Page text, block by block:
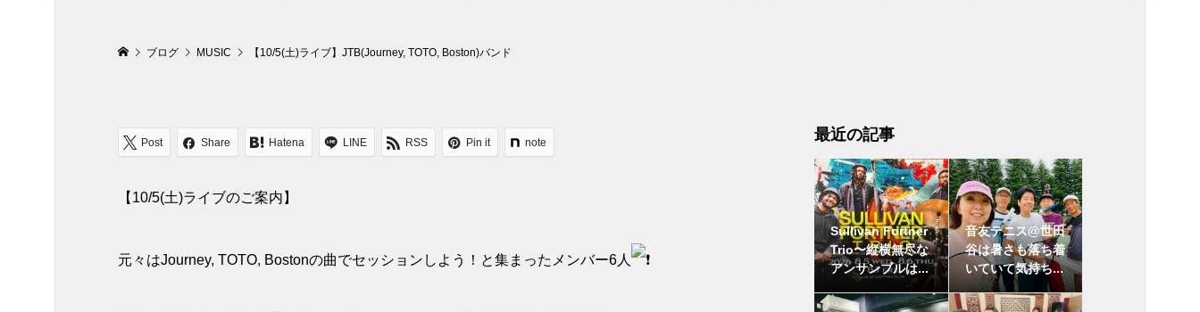
ブログ MUSIC 【10/5(土)ライブ】JTB(Journey, TOTO, Boston)バンド
Post Share Hatena LINE RSS Pin it note
【10/5(土)ライブのご案内】
元々はJourney, TOTO, Bostonの曲でセッションしよう！と集まったメンバー6人
最近の記事
Sullivan Fortner
Trio〜縦横無尽な
アンサンブルは...
音友テニス@世田
谷は暑さも落ち着
いていて気持ち...